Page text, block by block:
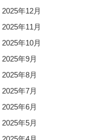
2025年12月
2025年11月
2025年10月
2025年9月
2025年8月
2025年7月
2025年6月
2025年5月